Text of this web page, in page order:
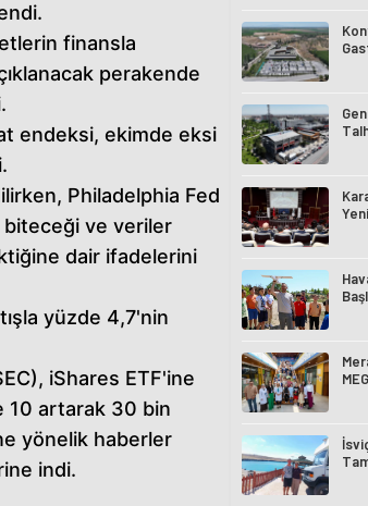
finansla
perakende
endeksi, ekimde eksi
Philadelphia Fed
biteceği ve veriler
dair ifadelerini
yüzde 4,7'nin
iShares ETF'ine
10 artarak 30 bin
yönelik haberler
indi.